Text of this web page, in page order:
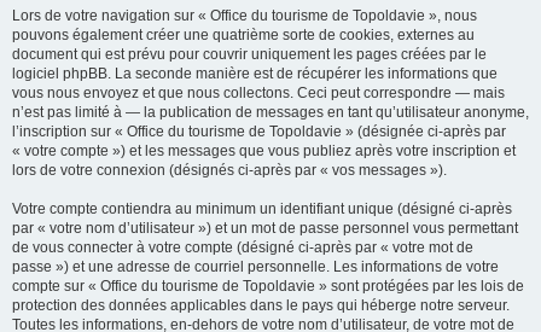
Lors de votre navigation sur « Office du tourisme de Topoldavie », nous
pouvons également créer une quatrième sorte de cookies, externes au
document qui est prévu pour couvrir uniquement les pages créées par le
logiciel phpBB. La seconde manière est de récupérer les informations que
vous nous envoyez et que nous collectons. Ceci peut correspondre — mais
n’est pas limité à — la publication de messages en tant qu’utilisateur anonyme,
l’inscription sur « Office du tourisme de Topoldavie » (désignée ci-après par
« votre compte ») et les messages que vous publiez après votre inscription et
lors de votre connexion (désignés ci-après par « vos messages »).
Votre compte contiendra au minimum un identifiant unique (désigné ci-après
par « votre nom d’utilisateur ») et un mot de passe personnel vous permettant
de vous connecter à votre compte (désigné ci-après par « votre mot de
passe ») et une adresse de courriel personnelle. Les informations de votre
compte sur « Office du tourisme de Topoldavie » sont protégées par les lois de
protection des données applicables dans le pays qui héberge notre serveur.
Toutes les informations, en-dehors de votre nom d’utilisateur, de votre mot de